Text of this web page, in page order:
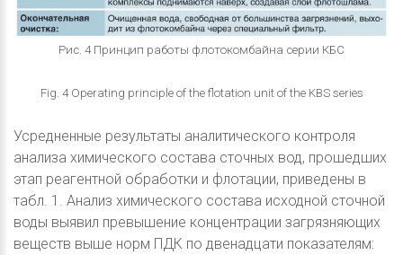
Рис. 4 Принцип работы флотокомбайна серии КБС
Fig. 4 Operating principle of the flotation unit of the KBS series
Усредненные результаты аналитического контроля
анализа химического состава сточных вод, прошедших
этап реагентной обработки и флотации, приведены в
табл. 1. Анализ химического состава исходной сточной
воды выявил превышение концентрации загрязняющих
веществ выше норм ПДК по двенадцати показателям: